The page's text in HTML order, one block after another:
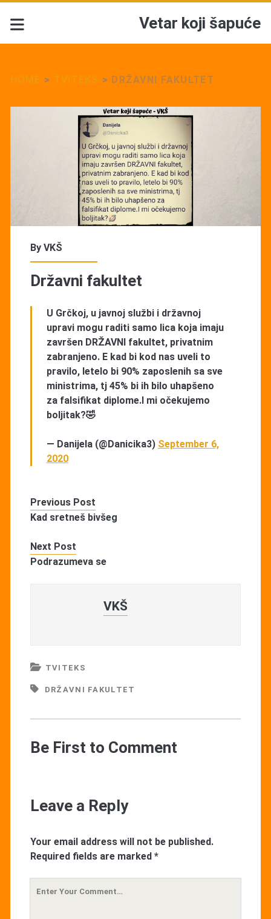
Vetar koji šapuće
> > DRŽAVNI FAKULTET
By VKŠ
Državni fakultet
U Grčkoj, u javnoj službi i državnoj
upravi mogu raditi samo lica koja imaju
završen DRŽAVNI fakultet, privatnim
zabranjeno. E kad bi kod nas uveli to
pravilo, letelo bi 90% zaposlenih sa sve
ministrima, tj 45% bi ih bilo uhapšeno
za falsifikat diplome.I mi očekujemo
boljitak?🤣
— Danijela (@Danicika3) September 6,
2020
Previous Post
Kad sretneš bivšeg
Next Post
Podrazumeva se
VKŠ
TVITEKS
DRŽAVNI FAKULTET
Be First to Comment
Leave a Reply
Your email address will not be published.
Required fields are marked *